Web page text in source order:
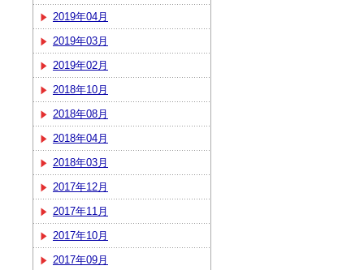
2019年04月
2019年03月
2019年02月
2018年10月
2018年08月
2018年04月
2018年03月
2017年12月
2017年11月
2017年10月
2017年09月